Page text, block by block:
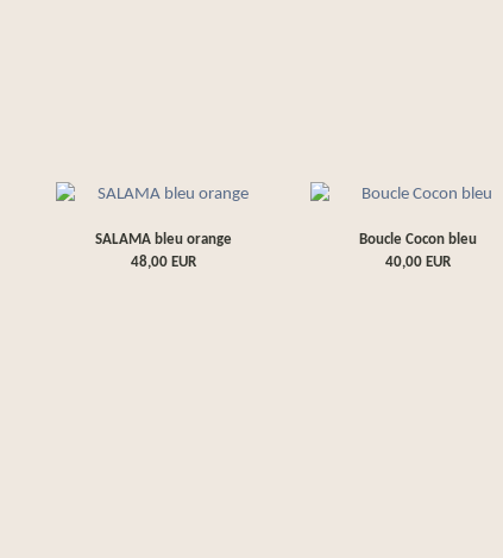
SALAMA bleu orange
48,00 EUR
Boucle Cocon bleu
40,00 EUR